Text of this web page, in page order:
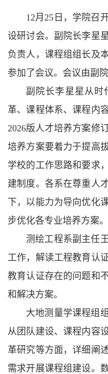
12月25日，学院召
设研讨会。副院长李星
负责人，课程组组长及
参加了会议。会议由副
副院长李星星从时
革、课程体系、课程内
2026版人才培养方案修
培养方案要着力于提高
学校的工作思路和要求
建制度。各系在尊重人
下，以能力为导向优化
步优化各专业培养方案。
测绘工程系副主任
工作，解读工程教育认
教育认证存在的问题和
和解决方案。
大地测量学课程组
从团队建设、课程内容
革研究等方面，详细阐
需求开展课程组建设。